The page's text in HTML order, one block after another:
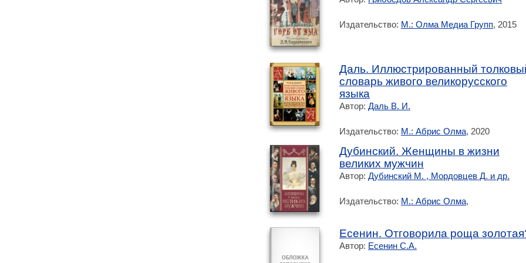
Издательство: М.: Олма Медиа Групп, 2015
Даль. Иллюстрированный
словарь живого великорусского
языка
Автор: Даль В. И.
Издательство: М.: Абрис Олма, 2020
Дубинский. Женщины в жизни
великих мужчин
Автор: Дубинский М. , Мордовцев Д. и др.
Издательство: М.: Абрис Олма,
Есенин. Отговорила роща
Автор: Есенин С.А.